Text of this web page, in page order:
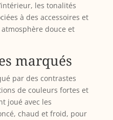
les tonalités
à des accessoires et
douce et
marqués
par des contrastes
de couleurs fortes et
joué avec les
chaud et froid, pour